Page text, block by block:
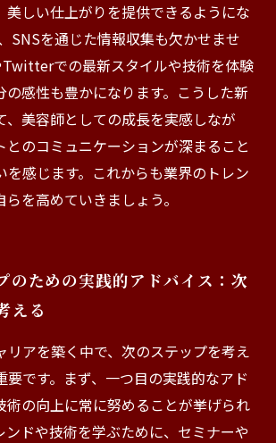
美しい仕上がりを提供できるようにな
SNSを通じた情報収集も欠かせませ
での最新スタイルや技術を体験
の感性も豊かになります。こうした新
、美容師としての成長を実感しなが
とのコミュニケーションが深まること
を感じます。これからも業界のトレン
を高めていきましょう。
のための実践的アドバイス：次
える
リアを築く中で、次のステップを考え
要です。まず、一つ目の実践的なアド
術の向上に常に努めることが挙げられ
ンドや技術を学ぶために、セミナーや